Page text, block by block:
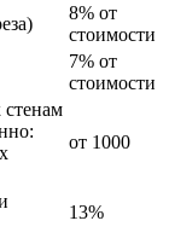
8% от
стоимости
7% от
стоимости
стенам
от 1000
13%